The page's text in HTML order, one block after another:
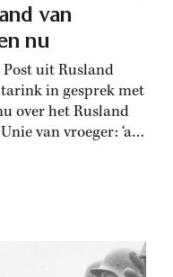
van
nu
uit Rusland
in gesprek met
over het Rusland
van vroeger: ‘als
ik nog maar al te
en de